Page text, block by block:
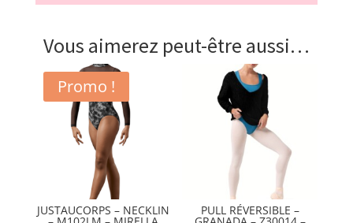
Vous aimerez peut-être aussi…
Promo !
JUSTAUCORPS – NECKLIN PULL RÉVERSIBLE –